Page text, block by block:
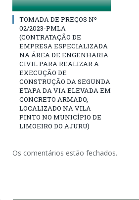
TOMADA DE PREÇOS Nº
02/2023-PMLA
(CONTRATAÇÃO DE
EMPRESA ESPECIALIZADA
NA ÁREA DE ENGENHARIA
CIVIL PARA REALIZAR A
EXECUÇÃO DE
CONSTRUÇÃO DA SEGUNDA
ETAPA DA VIA ELEVADA EM
CONCRETO ARMADO,
LOCALIZADO NA VILA
PINTO NO MUNICÍPIO DE
LIMOEIRO DO AJURU)
Os comentários estão fechados.